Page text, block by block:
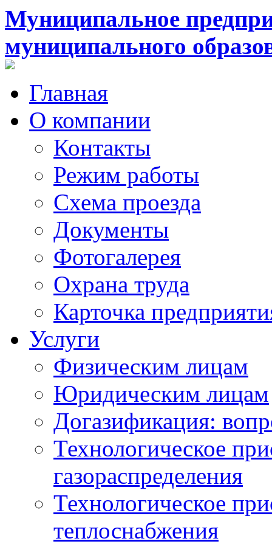
Муниципальное
муниципального
Главная
О компании
Контакты
Режим работы
Схема проезда
Документы
Фотогалерея
Охрана труда
Карточка
Услуги
Физическим лицам
Юридическим лицам
Догазификация:
Технологическое
газораспределения
Технологическое
теплоснабжения